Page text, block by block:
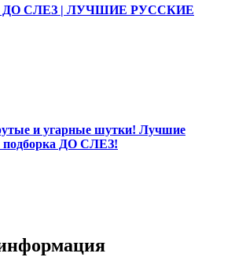
СЛЕЗ | ЛУЧШИЕ РУССКИЕ
и угарные шутки! Лучшие
подборка ДО СЛЕЗ!